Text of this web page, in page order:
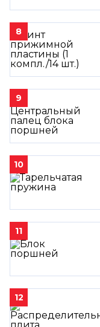
8
9
10
11
12